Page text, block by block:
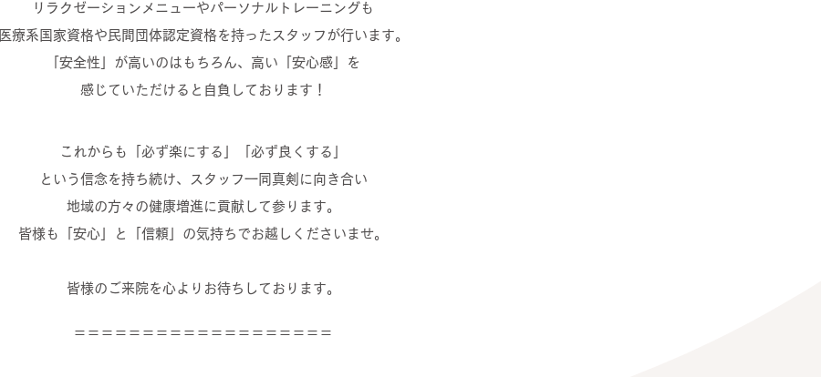
リラクゼーションメニューやパーソナルトレーニングも
医療系国家資格や民間団体認定資格を持ったスタッフが行います。
「安全性」が高いのはもちろん、高い「安心感」を
感じていただけると自負しております！
これからも「必ず楽にする」「必ず良くする」
という信念を持ち続け、スタッフ一同真剣に向き合い
地域の方々の健康増進に貢献して参ります。
皆様も「安心」と「信頼」の気持ちでお越しくださいませ。
皆様のご来院を心よりお待ちしております。
＝＝＝＝＝＝＝＝＝＝＝＝＝＝＝＝＝＝＝